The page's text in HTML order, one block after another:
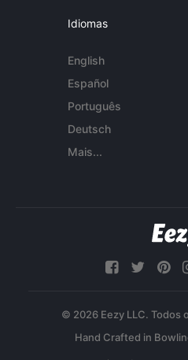
Idiomas
English
Español
Português
Deutsch
Mais...
© 2026 Eezy LLC. Todos